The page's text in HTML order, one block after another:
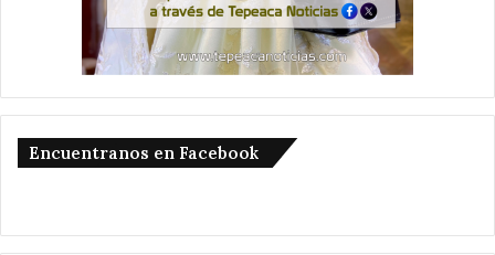
Encuentranos en Facebook